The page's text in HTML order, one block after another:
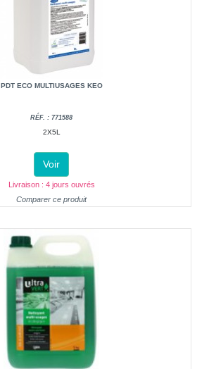
PDT ECO MULTIUSAGES KEO
RÉF. : 771588
2X5L
Voir
Livraison : 4 jours ouvrés
Comparer ce produit